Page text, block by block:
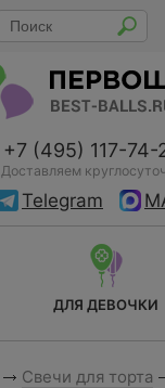
+7 (495) 117-74-
Доставляем
Telegram
ДЛЯ ДЕВОЧКИ
Свечи для торта